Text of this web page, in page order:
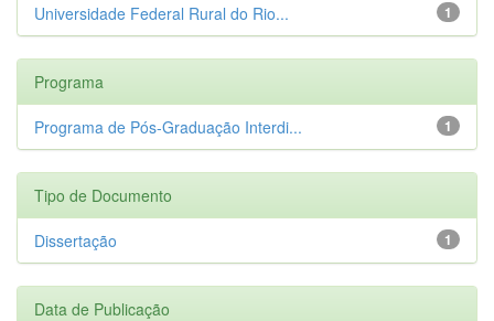
1
Universidade Federal Rural do Rio...
Programa
1
Programa de Pós-Graduação Interdi...
Tipo de Documento
1
Dissertação
Data de Publicação